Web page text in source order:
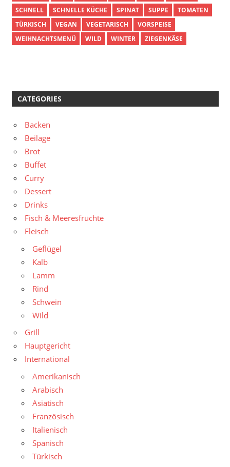
SCHNELL SCHNELLE KÜCHE SPINAT SUPPE
TOMATEN
TÜRKISCH
VEGAN VEGETARISCH
VORSPEISE
WEIHNACHTSMENÜ
WILD WINTER ZIEGENKÄSE
CATEGORIES
Backen
Beilage
Brot
Buffet
Curry
Dessert
Drinks
Fisch & Meeresfrüchte
Fleisch
Geflügel
Kalb
Lamm
Rind
Schwein
Wild
Grill
Hauptgericht
International
Amerikanisch
Arabisch
Asiatisch
Französisch
Italienisch
Spanisch
Türkisch